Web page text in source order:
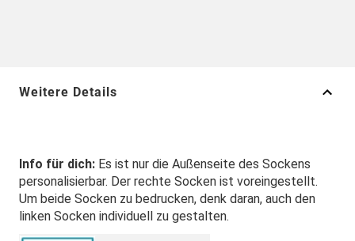
Weitere Details
Info für dich: Es ist nur die Außenseite des Sockens
personalisierbar. Der rechte Socken ist voreingestellt.
Um beide Socken zu bedrucken, denk daran, auch den
linken Socken individuell zu gestalten.